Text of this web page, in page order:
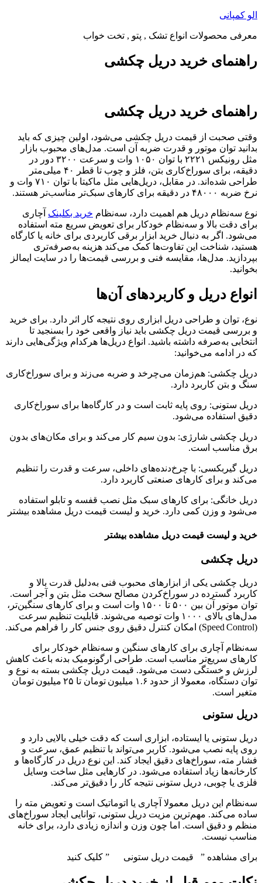
پرش
محتوا
الو کمپانی
معرفی محصولات انواع تشک , پتو , تخت خواب
راهنمای خرید دریل چکشی
راهنمای خرید دریل چکشی
وقتی صحبت از قیمت دریل چکشی می‌شود، اولین چیزی که باید
بدانید توان موتور و قدرت ضربه آن است. مدل‌های محبوب بازار
مثل رونیکس ۲۲۲۱ با توان ۱۰۵۰ وات و سرعت ۳۲۰۰ دور در
دقیقه، برای سوراخ‌کاری بتن، فلز و چوب تا قطر ۴۰ میلی‌متر
طراحی شده‌اند. در مقابل، دریل‌هایی مثل ماکیتا با توان ۷۱۰ وات و
نرخ ضربه‌ ۴۸۰۰۰ در دقیقه برای کارهای سبک‌تر مناسب‌تر هستند.
نوع سه‌نظام دریل هم اهمیت دارد، سه‌نظام خرید بکلینک آچاری
برای دقت بالا و سه‌نظام خودکار برای تعویض سریع مته استفاده
می‌شود. اگر به دنبال خرید ابزار برقی کاربردی برای خانه یا کارگاه
هستید، شناخت این تفاوت‌ها کمک می‌کند هزینه به‌صرفه‌تری
بپردازید. مدل‌ها، مقایسه فنی و بررسی قیمت‌ها را در سایت ایمالز
بخوانید.
انواع دریل و کاربردهای آن‌ها
نوع، توان و طراحی دریل ابزاری روی نتیجه کار اثر دارد. برای خرید
و بررسی قیمت دریل چکشی باید نیاز واقعی خود را بسنجید تا
انتخابی به‌صرفه داشته باشید. انواع دریل‌ها هرکدام ویژگی‌هایی دارند
که در ادامه می‌خوانید:
دریل چکشی: هم‌زمان می‌چرخد و ضربه می‌زند و برای سوراخ‌کاری
سنگ و بتن کاربرد دارد.
دریل ستونی: روی پایه ثابت است و در کارگاه‌ها برای سوراخ‌کاری
دقیق استفاده می‌شود.
دریل چکشی شارژی: بدون سیم کار می‌کند و برای مکان‌های بدون
برق مناسب است.
دریل گیربکسی: با چرخ‌دنده‌های داخلی، سرعت و قدرت را تنظیم
می‌کند و برای کارهای صنعتی کاربرد دارد.
دریل خانگی: برای کارهای سبک مثل نصب قفسه و تابلو استفاده
می‌شود و وزن کمی دارد. خرید و لیست قیمت دریل مشاهده بیشتر
خرید و لیست قیمت دریل مشاهده بیشتر
دریل چکشی
دریل چکشی یکی از ابزارهای محبوب فنی به‌دلیل قدرت بالا و
کاربرد گسترده در سوراخ‌کردن مصالح سخت مثل بتن و آجر است.
توان موتور آن بین ۵۰۰ تا ۱۵۰۰ وات است و برای کارهای سنگین‌تر،
مدل‌های بالای ۱۰۰۰ وات توصیه می‌شوند. قابلیت تنظیم سرعت
(Speed Control) امکان کنترل دقیق روی جنس کار را فراهم می‌کند.
سه‌نظام آچاری برای کارهای سنگین و سه‌نظام خودکار برای
کارهای سریع‌تر مناسب است. طراحی ارگونومیک بدنه باعث کاهش
لرزش و خستگی دست می‌شود. قیمت دریل چکشی بسته به نوع و
توان دستگاه، معمولا از حدود ۱.۶ میلیون تومان تا ۲۵ میلیون تومان
متغیر است.
دریل ستونی
دریل ستونی یا ایستاده، ابزاری است که دقت خیلی بالایی دارد و
روی پایه نصب می‌شود. کاربر می‌تواند با تنظیم عمق، سرعت و
فشار مته، سوراخ‌های دقیق ایجاد کند. این نوع دریل در کارگاه‌ها و
کارخانه‌ها زیاد استفاده می‌شود. در کارهایی مثل ساخت وسایل
فلزی یا چوبی، دریل ستونی نتیجه‌ کار را دقیق‌تر می‌کند.
سه‌نظام این دریل معمولا آچاری یا اتوماتیک است و تعویض مته را
ساده می‌کند. مهم‌ترین مزیت دریل ستونی، توانایی ایجاد سوراخ‌های
منظم و دقیق است. اما چون وزن و اندازه زیادی دارد، برای خانه
مناسب نیست.
برای مشاهده ” قیمت دریل ستونی ” کلیک کنید